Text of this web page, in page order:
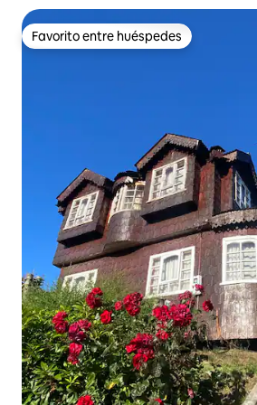
Favorito entre huéspedes
Favorito entre huéspedes